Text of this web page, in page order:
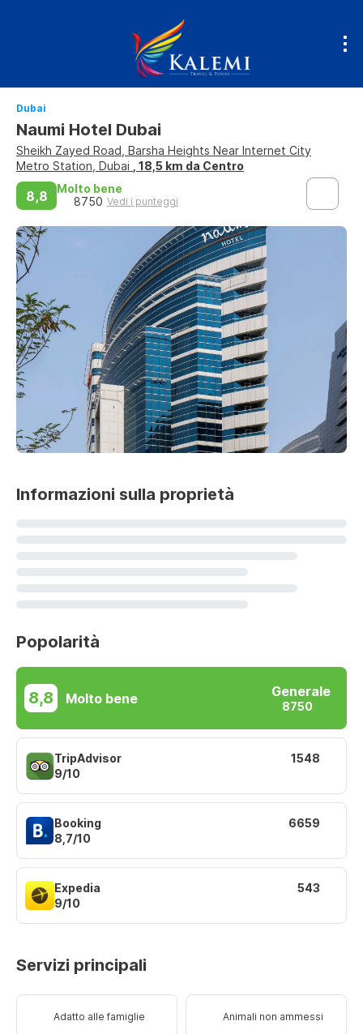
Dubai
Naumi Hotel Dubai
Sheikh Zayed Road, Barsha Heights Near Internet City
Metro Station, Dubai , 18,5 km da Centro
8,8
Molto bene
8750 Vedi i punteggi
Informazioni sulla proprietà
Popolarità
8,8 Molto bene Generale
8750
TripAdvisor
9/10
1548
Booking
8,7/10
6659
Expedia
9/10
543
Servizi principali
Adatto alle famiglie Animali non ammessi